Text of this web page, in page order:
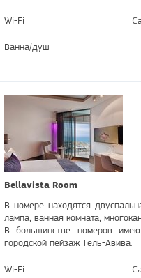
Wi-Fi
Ванна/душ
Bellavista Room
В номере находятся
лампа, ванная комната,
В большинстве номеров
городской пейзаж Тель-Авива.
Wi-Fi